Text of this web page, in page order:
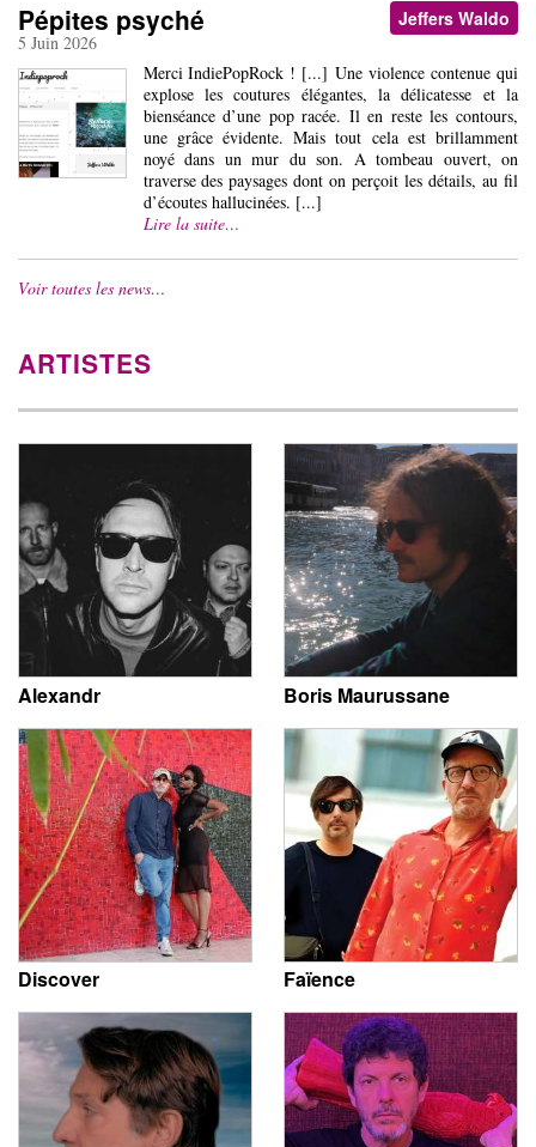
Jeffers Waldo
Pépites psyché
5 Juin 2026
Merci IndiePopRock ! [...] Une violence contenue qui
explose les coutures élégantes, la délicatesse et la
bienséance d’une pop racée. Il en reste les contours,
une grâce évidente. Mais tout cela est brillamment
noyé dans un mur du son. A tombeau ouvert, on
traverse des paysages dont on perçoit les détails, au fil
d’écoutes hallucinées. [...]
Lire la suite…
Voir toutes les news…
ARTISTES
Alexandr Boris Maurussane
Discover Faïence